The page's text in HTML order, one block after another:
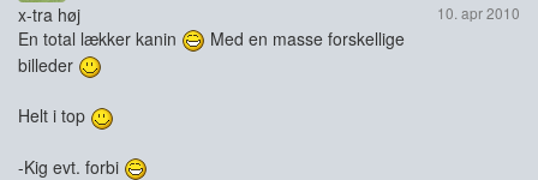
10. apr 2010
x-tra høj
En total lækker kanin
Med en masse forskellige
billeder
Helt i top
-Kig evt. forbi